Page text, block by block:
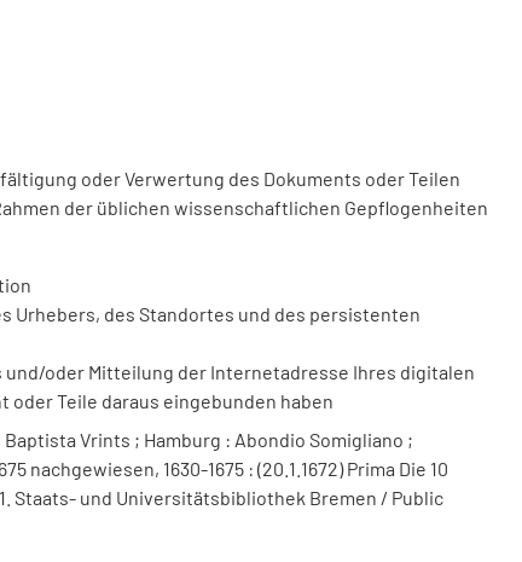
oder Verwertung des Dokuments oder Teilen
der üblichen wissenschaftlichen Gepflogenheiten
Urhebers, des Standortes und des persistenten
oder Mitteilung der Internetadresse Ihres digitalen
oder Teile daraus eingebunden haben
Vrints ; Hamburg : Abondio Somigliano ;
nachgewiesen, 1630-1675 : (20.1.1672) Prima Die 10
Staats- und Universitätsbibliothek Bremen / Public